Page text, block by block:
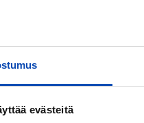
evästeitä
etsimme juuri sinulle
nähdä vaivaa sen
myös esimerkiksi sijoitus-